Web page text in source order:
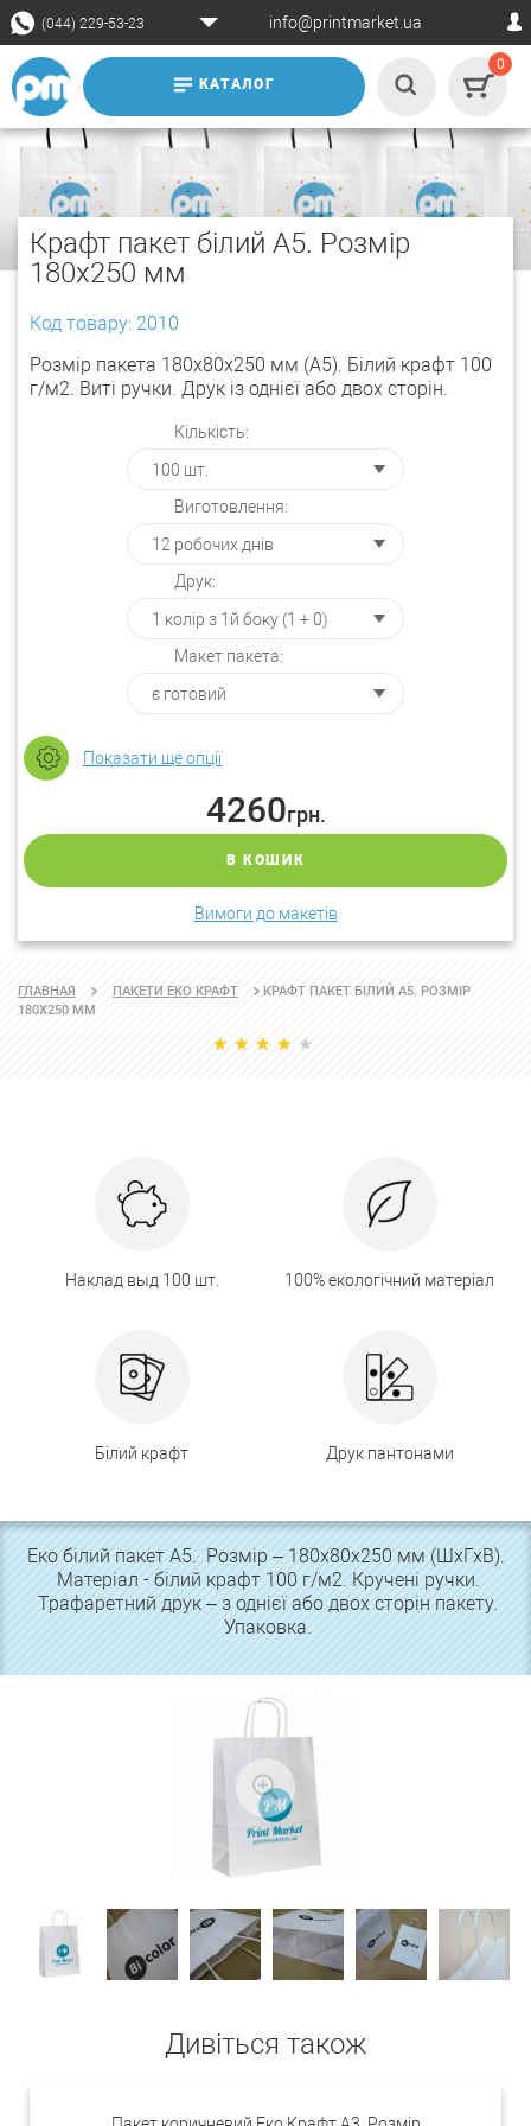
(044) 229-53-23 info@printmarket.ua
КАТАЛОГ
0
Крафт пакет білий А5. Розмір
180х250 мм
Код товару: 2010
Розмір пакета 180х80х250 мм (А5). Білий крафт 100
г/м2. Виті ручки. Друк із однієї або двох сторін.
Кількість:
Виготовлення:
Друк:
Макет пакета:
Показати ще опції
4260грн.
В КОШИК
Вимоги до макетів
ГЛАВНАЯ ПАКЕТИ ЕКО КРАФТ
КРАФТ ПАКЕТ БІЛИЙ А5. РОЗМІР
180Х250 ММ
Наклад выд 100 шт. 100% екологічний матеріал
Білий крафт Друк пантонами
Еко білий пакет А5. Розмір – 180х80х250 мм (ШхГхВ).
Матеріал - білий крафт 100 г/м2. Кручені ручки.
Трафаретний друк – з однієї або двох сторін пакету.
Упаковка.
Дивіться також